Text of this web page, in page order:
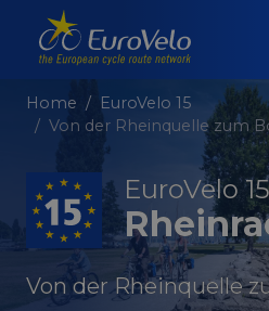
Home
EuroVelo 15
Von der Rheinquelle zum
EuroVelo 15
Von der Rheinquelle